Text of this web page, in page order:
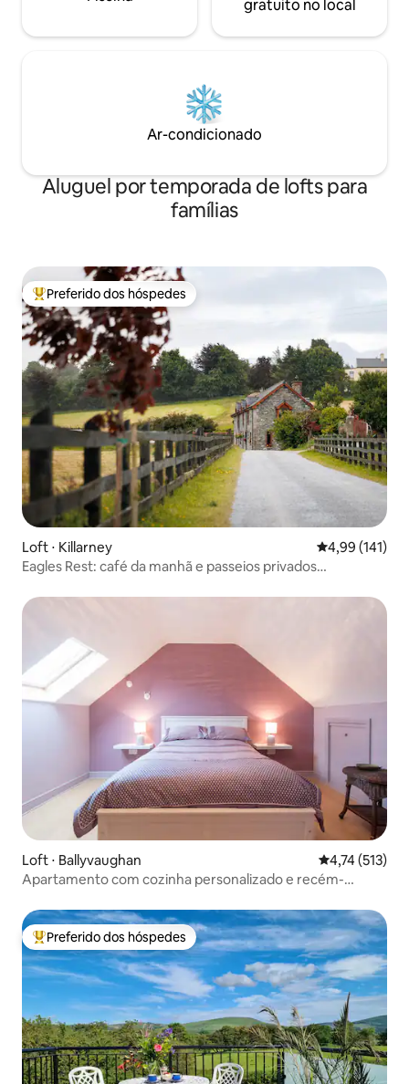
gratuito no local
Ar-condicionado
Aluguel por temporada de lofts para
famílias
Entre os melhores preferidos dos hóspedes
Preferido dos hóspedes
Loft ⋅ Killarney 4,99 de uma
4,99 (141)
Eagles Rest: café da manhã e passeios privados
Loft ⋅ Ballyvaughan 4,74 de uma
4,74 (513)
Apartamento com cozinha personalizado e recém-
Entre os melhores preferidos dos hóspedes
Preferido dos hóspedes